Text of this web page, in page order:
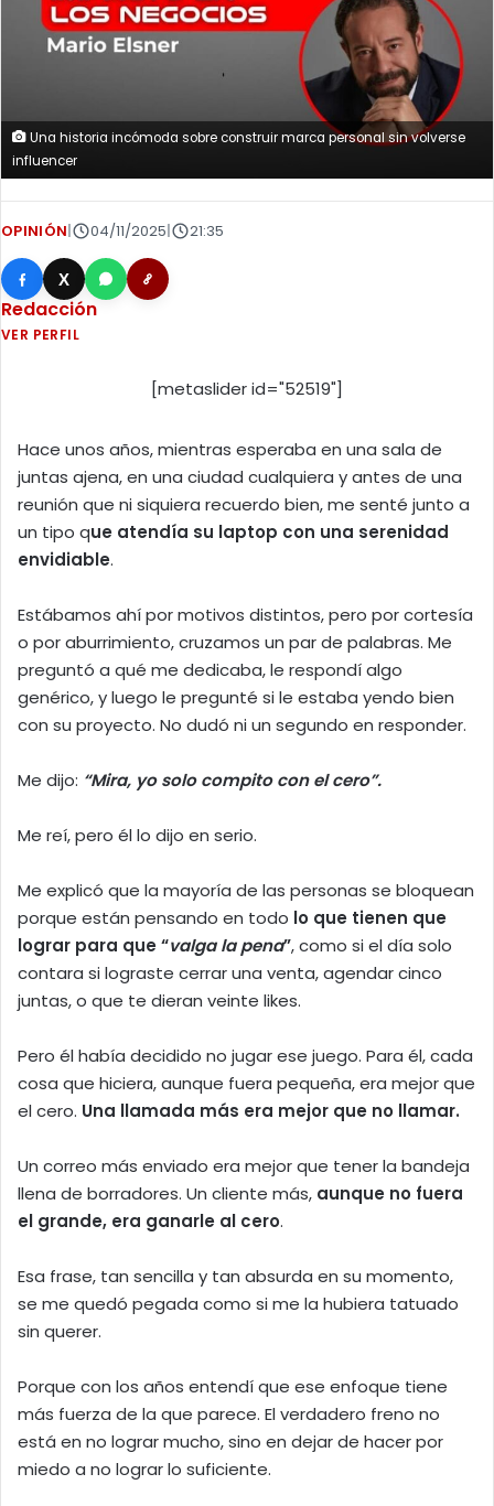
Una historia incómoda sobre construir marca personal sin volverse
influencer
OPINIÓN 04/11/2025 21:35
X
Redacción
VER PERFIL
[metaslider id="52519"]
Hace unos años, mientras esperaba en una sala de
juntas ajena, en una ciudad cualquiera y antes de una
reunión que ni siquiera recuerdo bien, me senté junto a
un tipo que atendía su laptop con una serenidad
envidiable.
Estábamos ahí por motivos distintos, pero por cortesía
o por aburrimiento, cruzamos un par de palabras. Me
preguntó a qué me dedicaba, le respondí algo
genérico, y luego le pregunté si le estaba yendo bien
con su proyecto. No dudó ni un segundo en responder.
Me dijo: “Mira, yo solo compito con el cero”.
Me reí, pero él lo dijo en serio.
Me explicó que la mayoría de las personas se bloquean
porque están pensando en todo lo que tienen que
lograr para que “valga la pena”, como si el día solo
contara si lograste cerrar una venta, agendar cinco
juntas, o que te dieran veinte likes.
Pero él había decidido no jugar ese juego. Para él, cada
cosa que hiciera, aunque fuera pequeña, era mejor que
el cero. Una llamada más era mejor que no llamar.
Un correo más enviado era mejor que tener la bandeja
llena de borradores. Un cliente más, aunque no fuera
el grande, era ganarle al cero.
Esa frase, tan sencilla y tan absurda en su momento,
se me quedó pegada como si me la hubiera tatuado
sin querer.
Porque con los años entendí que ese enfoque tiene
más fuerza de la que parece. El verdadero freno no
está en no lograr mucho, sino en dejar de hacer por
miedo a no lograr lo suficiente.